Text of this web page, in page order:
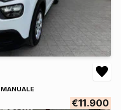
MANUALE
€11.900